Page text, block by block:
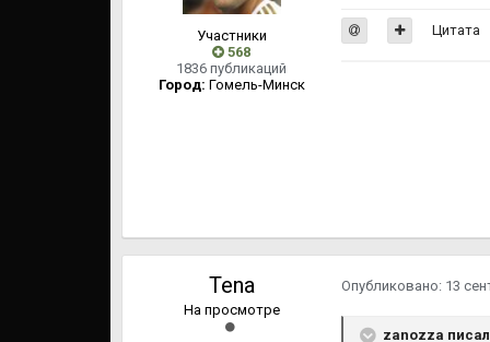
Участники
568
1836 публикаций
Город: Гомель-Минск
Цитата
Tena
На просмотре
Опубликовано: 13
zanozza